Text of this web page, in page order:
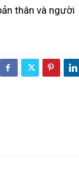
thân và người